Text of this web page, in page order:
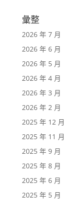
彙整
2026 年 7 月
2026 年 6 月
2026 年 5 月
2026 年 4 月
2026 年 3 月
2026 年 2 月
2025 年 12 月
2025 年 11 月
2025 年 9 月
2025 年 8 月
2025 年 6 月
2025 年 5 月